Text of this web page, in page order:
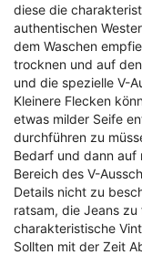
diese die
authentischen
dem Waschen
trocknen und auf
und die spezielle V-
Kleinere Flecken
etwas milder Seife
durchführen zu
Bedarf und dann auf
Bereich des V-
Details nicht zu
ratsam, die Jeans
charakteristische
Sollten mit der Zeit